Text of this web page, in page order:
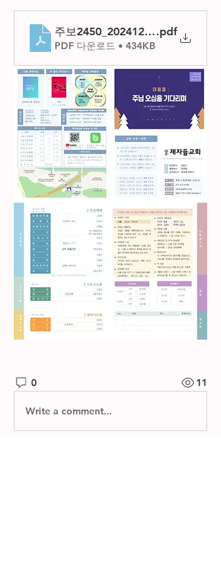
주보2450_20241215.pdf
PDF 다운로드 • 434KB
0 11
Write a comment...